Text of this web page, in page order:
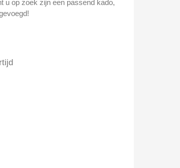
u op zoek zijn een passend kado,